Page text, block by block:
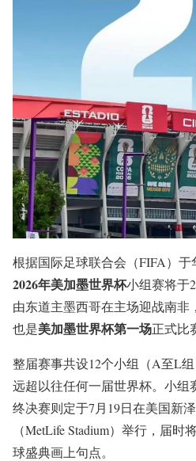
根据国际足球联合会（FIFA）于
2026年美加墨世界杯小组赛将于
由东道主墨西哥在主场迎战南
也是美加墨世界杯第一场正式比
整届赛事共设12个小组（A至L
远超以往任何一届世界杯。小组
终决赛则定于7月19日在美国新
（MetLife Stadium）举行，届
球盛典画上句点。